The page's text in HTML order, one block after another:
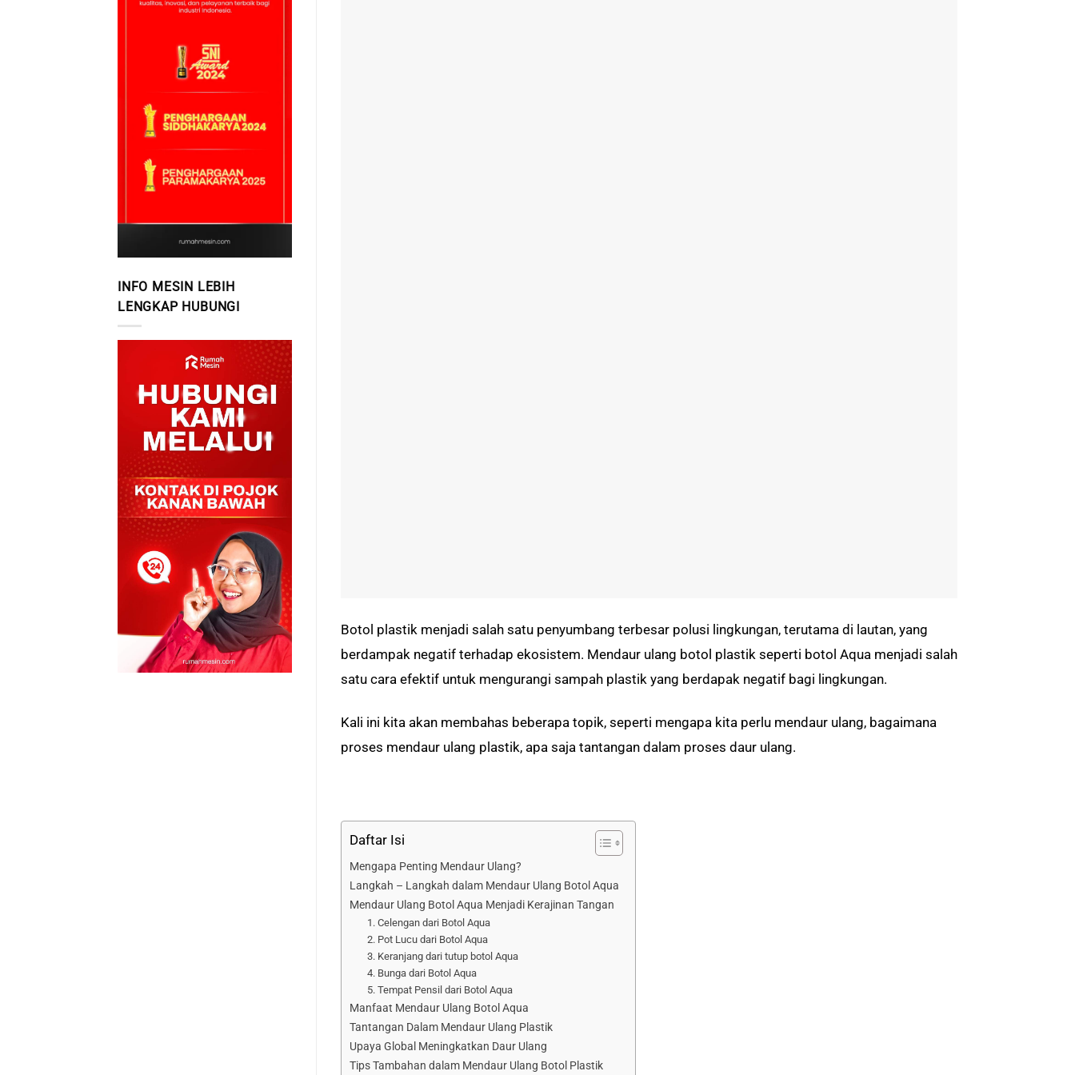
INFO MESIN LEBIH
LENGKAP HUBUNGI
Botol plastik menjadi salah satu penyumbang terbesar polusi lingkungan, terutama di lautan, yang
berdampak negatif terhadap ekosistem. Mendaur ulang botol plastik seperti botol Aqua menjadi salah
satu cara efektif untuk mengurangi sampah plastik yang berdapak negatif bagi lingkungan.
Kali ini kita akan membahas beberapa topik, seperti mengapa kita perlu mendaur ulang, bagaimana
proses mendaur ulang plastik, apa saja tantangan dalam proses daur ulang.
Daftar Isi
Mengapa Penting Mendaur Ulang?
Langkah – Langkah dalam Mendaur Ulang Botol Aqua
Mendaur Ulang Botol Aqua Menjadi Kerajinan Tangan
1. Celengan dari Botol Aqua
2. Pot Lucu dari Botol Aqua
3. Keranjang dari tutup botol Aqua
4. Bunga dari Botol Aqua
5. Tempat Pensil dari Botol Aqua
Manfaat Mendaur Ulang Botol Aqua
Tantangan Dalam Mendaur Ulang Plastik
Upaya Global Meningkatkan Daur Ulang
Tips Tambahan dalam Mendaur Ulang Botol Plastik